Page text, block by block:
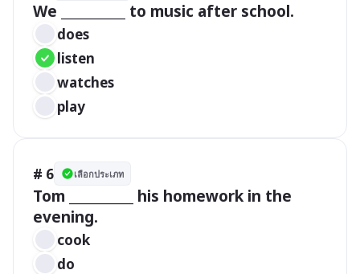
We __________ to music after school.
does
listen
watches
play
# 6 เลือกประเภท
Tom __________ his homework in the
evening.
cook
do